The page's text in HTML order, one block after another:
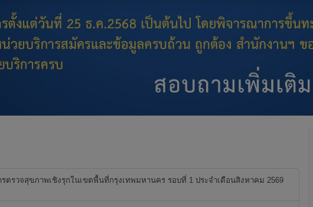
ตรวจสุขภาพเชิงรุกในเขตพื้นที่กรุงเทพมหานคร รอบที่ 1 ประจำเดือนสิงหาคม 2569